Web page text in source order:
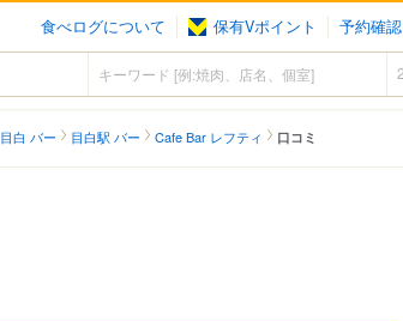
食べログについて 保有Vポイント 予約確認
目白 バー 目白駅 バー Cafe Bar レフティ 口コミ